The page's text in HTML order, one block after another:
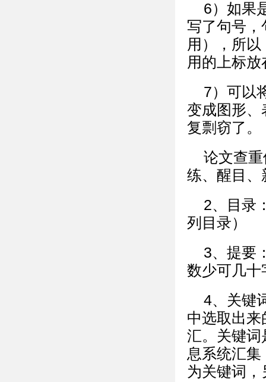
6）如果
写了句号
用），所
用的上标
7）可以
变成图形、
复剽窃了。
论文查
练、醒目、
2、目录
列目录）
3、提要
数少可几十
4、关键
中选取出
汇。关键词
息系统汇
为关键词，